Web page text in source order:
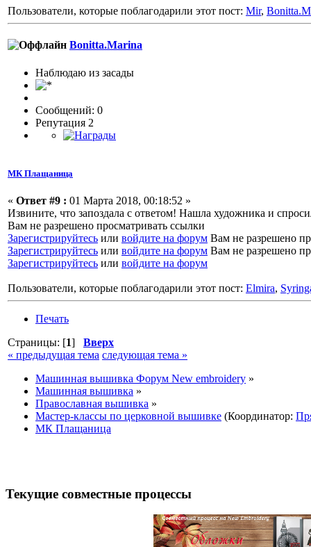
Пользователи, которые поблагодарили этот пост: Mir,
Bonitta.Marina
Наблюдаю из засады
Сообщений: 0
Репутация 2
МК Плащаница
« Ответ #9 : 01 Марта 2018, 00:18:52 »
Извините, что запоздала с ответом! Нашла художника и
Вам не разрешено просматривать ссылки
Зарегистрируйтесь или войдите на форум Вам не разрешено
Зарегистрируйтесь или войдите на форум Вам не разрешено
Зарегистрируйтесь или войдите на форум
Пользователи, которые поблагодарили этот пост: Elmira,
Печать
Страницы: [1] Вверх
« предыдущая тема следующая тема »
Машинная вышивка Форум New embroidery »
Машинная вышивка »
Православная вышивка »
Мастер-классы по церковной вышивке (Координатор:
МК Плащаница
Текущие совместные процессы